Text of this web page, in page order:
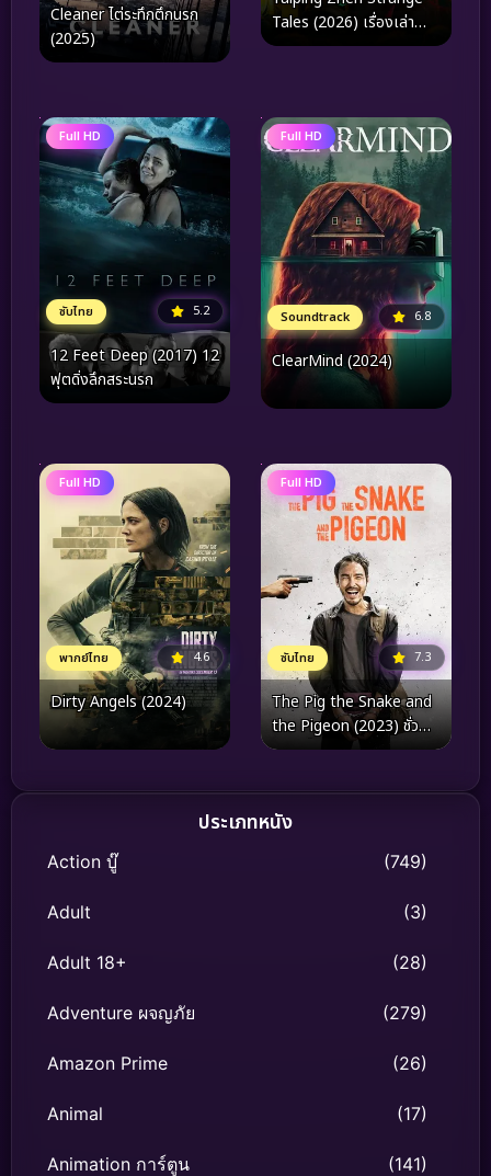
Cleaner ไต่ระทึกตึกนรก
(2025)
Tales (2026) เรื่องเล่า
ลึกลับตำบลไท่ผิง
Full HD
ซับไทย 5.2
12 Feet Deep (2017) 12
ฟุตดิ่งลึกสระนรก
Full HD
Soundtrack 6.8
ClearMind (2024)
Full HD
พากย์ไทย 4.6
Dirty Angels (2024)
Full HD
ซับไทย 7.3
The Pig the Snake and
the Pigeon (2023) ชั่ว
เลว เหี้ยม
ประเภทหนัง
Action บู๊ (749)
Adult (3)
Adult 18+ (28)
Adventure ผจญภัย (279)
Amazon Prime (26)
Animal (17)
Animation การ์ตูน (141)